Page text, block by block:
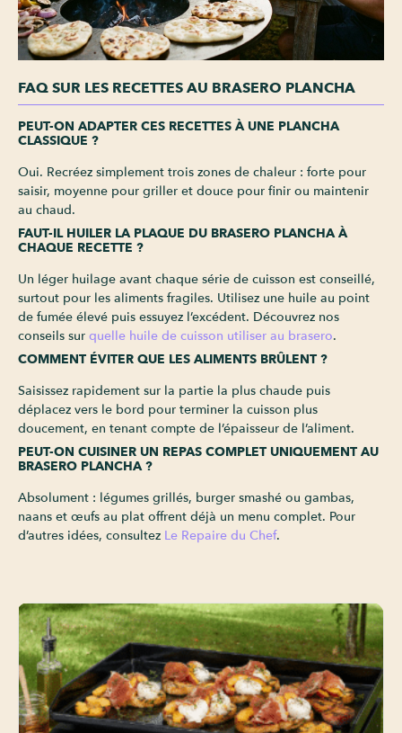
FAQ SUR LES RECETTES AU BRASERO PLANCHA
PEUT-ON ADAPTER CES RECETTES À UNE PLANCHA
CLASSIQUE ?
Oui. Recréez simplement trois zones de chaleur : forte pour
saisir, moyenne pour griller et douce pour finir ou maintenir
au chaud.
FAUT-IL HUILER LA PLAQUE DU BRASERO PLANCHA À
CHAQUE RECETTE ?
Un léger huilage avant chaque série de cuisson est conseillé,
surtout pour les aliments fragiles. Utilisez une huile au point
de fumée élevé puis essuyez l’excédent. Découvrez nos
conseils sur quelle huile de cuisson utiliser au brasero.
COMMENT ÉVITER QUE LES ALIMENTS BRÛLENT ?
Saisissez rapidement sur la partie la plus chaude puis
déplacez vers le bord pour terminer la cuisson plus
doucement, en tenant compte de l’épaisseur de l’aliment.
PEUT-ON CUISINER UN REPAS COMPLET UNIQUEMENT AU
BRASERO PLANCHA ?
Absolument : légumes grillés, burger smashé ou gambas,
naans et œufs au plat offrent déjà un menu complet. Pour
d’autres idées, consultez Le Repaire du Chef.